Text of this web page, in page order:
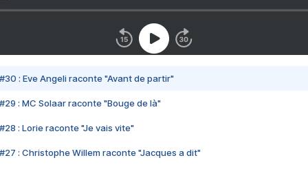
#30 : Eve Angeli raconte "Avant de partir"
#29 : MC Solaar raconte "Bouge de là"
#28 : Lorie raconte "Je vais vite"
#27 : Christophe Willem raconte "Jacques a dit"